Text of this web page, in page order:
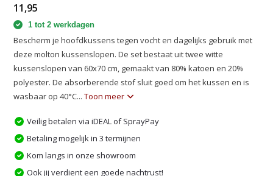
11,95
1 tot 2 werkdagen
Bescherm je hoofdkussens tegen vocht en dagelijks gebruik met
deze molton kussenslopen. De set bestaat uit twee witte
kussenslopen van 60x70 cm, gemaakt van 80% katoen en 20%
polyester. De absorberende stof sluit goed om het kussen en is
wasbaar op 40°C...Toon meer
Veilig betalen via iDEAL of SprayPay
Betaling mogelijk in 3 termijnen
Kom langs in onze showroom
Ook jij verdient een goede nachtrust!